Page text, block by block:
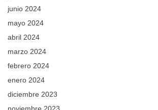
junio 2024
mayo 2024
abril 2024
marzo 2024
febrero 2024
enero 2024
diciembre 2023